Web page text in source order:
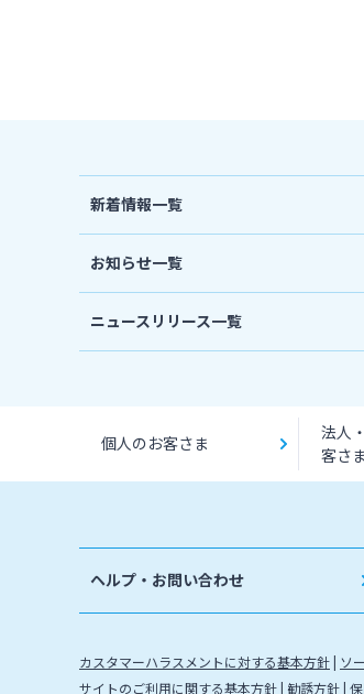
新着情報一覧
お知らせ一覧
ニュースリリース一覧
個人のお客さま
法人
客さま
ヘルプ・お問い合わせ
カスタマーハラスメントに対する基本方針 ソ
サイトのご利用に関する基本方針 勧誘方針